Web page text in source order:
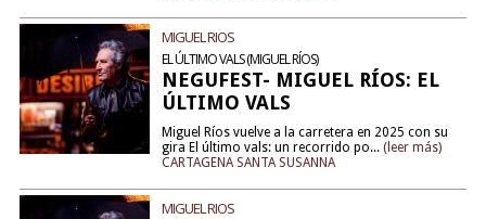
MIGUEL RIOS
EL ÚLTIMO VALS (MIGUEL RÍOS)
NEGUFEST- MIGUEL RÍOS: EL
ÚLTIMO VALS
Miguel Ríos vuelve a la carretera en 2025 con su
gira El último vals: un recorrido po... (leer más)
CARTAGENA SANTA SUSANNA
MIGUEL RIOS